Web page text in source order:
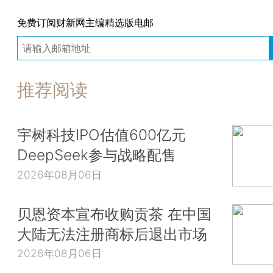
免费订阅财新网主编精选版电邮
推荐阅读
宇树科技IPO估值600亿元
DeepSeek参与战略配售
2026年08月06日
贝恩资本宣布收购贡茶 在中国
大陆无法注册商标后退出市场
2026年08月06日